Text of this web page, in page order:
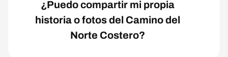
¿Puedo compartir mi propia
historia o fotos del Camino del
Norte Costero?